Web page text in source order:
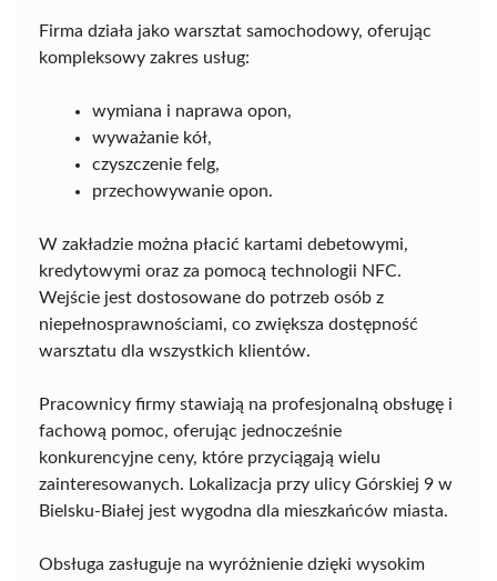
Firma działa jako warsztat samochodowy, oferując
kompleksowy zakres usług:
wymiana i naprawa opon,
wyważanie kół,
czyszczenie felg,
przechowywanie opon.
W zakładzie można płacić kartami debetowymi,
kredytowymi oraz za pomocą technologii NFC.
Wejście jest dostosowane do potrzeb osób z
niepełnosprawnościami, co zwiększa dostępność
warsztatu dla wszystkich klientów.
Pracownicy firmy stawiają na profesjonalną obsługę i
fachową pomoc, oferując jednocześnie
konkurencyjne ceny, które przyciągają wielu
zainteresowanych. Lokalizacja przy ulicy Górskiej 9 w
Bielsku-Białej jest wygodna dla mieszkańców miasta.
Obsługa zasługuje na wyróżnienie dzięki wysokim